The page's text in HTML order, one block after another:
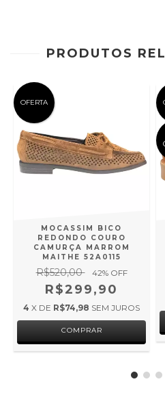
PRODUTOS
OFERTA
MOCASSIM BICO
REDONDO COURO
CAMURÇA MARROM
MAITHE 52A0115
R$520,00 42% OFF
R$299,90
4 X DE R$74,98 SEM JUROS
COMPRAR